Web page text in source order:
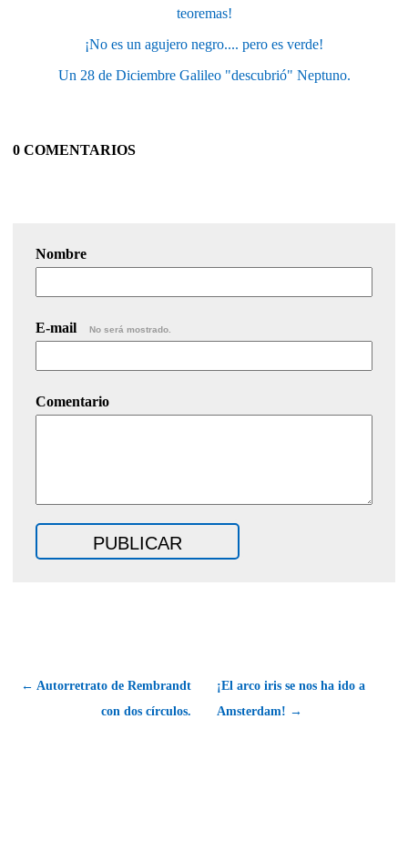
teoremas!
¡No es un agujero negro.... pero es verde!
Un 28 de Diciembre Galileo "descubrió" Neptuno.
0 COMENTARIOS
Nombre
E-mail No será mostrado.
Comentario
← Autorretrato de Rembrandt
con dos círculos.
¡El arco iris se nos ha ido a
Amsterdam! →